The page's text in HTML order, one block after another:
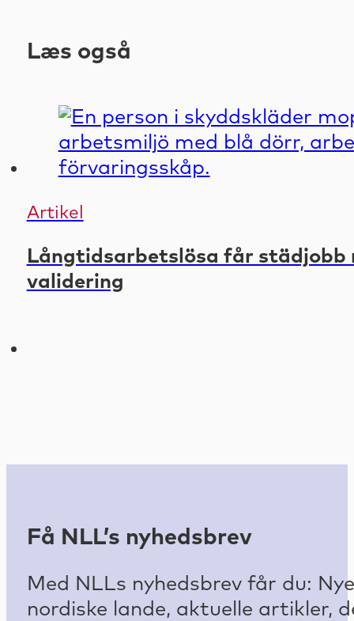
Læs også
Artikel
Långtidsarbetslösa får städjobb
validering
Få NLL’s nyhedsbrev
Med NLLs nyhedsbrev får du:
nordiske lande, aktuelle